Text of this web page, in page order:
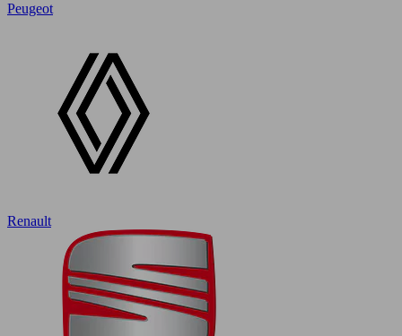
Peugeot
Renault